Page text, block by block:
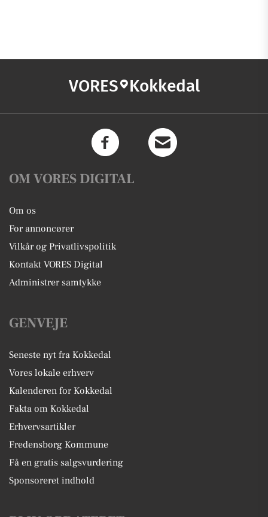
VORES Kokkedal
OM VORES DIGITAL
Om os
For annoncører
Vilkår og Privatlivspolitik
Kontakt VORES Digital
Administrer samtykke
GENVEJE
Seneste nyt fra Kokkedal
Vores lokale erhverv
Kalenderen for Kokkedal
Fakta om Kokkedal
Erhvervsartikler
Fredensborg Kommune
Få en gratis salgsvurdering
Sponsoreret indhold